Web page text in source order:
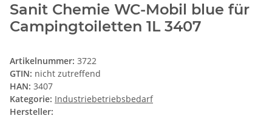
Sanit Chemie WC-Mobil blue für
Campingtoiletten 1L 3407
Artikelnummer: 3722
GTIN: nicht zutreffend
HAN: 3407
Kategorie: Industriebetriebsbedarf
Hersteller: